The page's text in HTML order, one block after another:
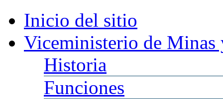
Inicio del sitio
Viceministerio de Minas
Historia
Funciones